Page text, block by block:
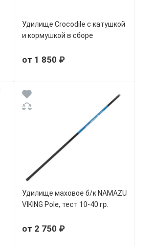
Удилище Crocodile с катушкой
и кормушкой в сборе
от 1 850 ₽
Удилище маховое б/к NAMAZU
VIKING Pole, тест 10-40 гр.
от 2 750 ₽